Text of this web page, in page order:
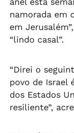
namorada em
em
“lindo casal”.
“Direi o
povo de Israel
dos Estados
resiliente”,